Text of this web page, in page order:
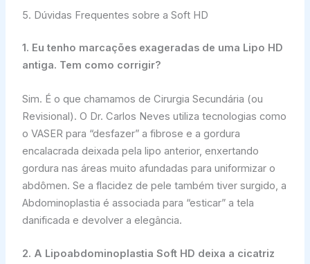
5. Dúvidas Frequentes sobre a Soft HD
1. Eu tenho marcações exageradas de uma Lipo HD
antiga. Tem como corrigir?
Sim. É o que chamamos de Cirurgia Secundária (ou
Revisional). O Dr. Carlos Neves utiliza tecnologias como
o VASER para “desfazer” a fibrose e a gordura
encalacrada deixada pela lipo anterior, enxertando
gordura nas áreas muito afundadas para uniformizar o
abdômen. Se a flacidez de pele também tiver surgido, a
Abdominoplastia é associada para “esticar” a tela
danificada e devolver a elegância.
2. A Lipoabdominoplastia Soft HD deixa a cicatriz